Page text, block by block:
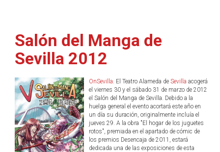
Salón del Manga de
Sevilla 2012
OnSevilla. El Teatro Alameda de Sevilla acogerá
el viernes 30 y el sábado 31 de marzo de 2012
el Salón del Manga de Sevilla. Debido a la
huelga general el evento acortará este año en
un día su duración, originalmente incluía el
jueves 29. A la obra "El hogar de los juguetes
rotos", premiada en el apartado de cómic de
los premios Desencaja de 2011, estará
dedicada una de las exposiciones de esta